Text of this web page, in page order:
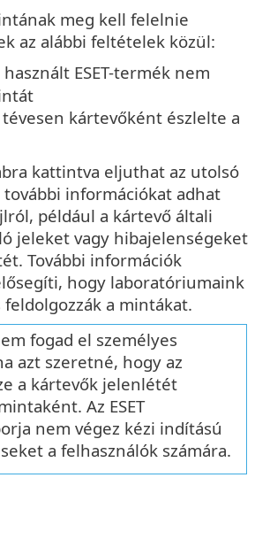
meg kell felelnie
az alábbi feltételek közül:
ESET-termék nem
kártevőként észlelte a
kattintva eljuthat az utolsó
további információkat adhat
például a kártevő általi
jeleket vagy hibajelenségeket
További információk
hogy laboratóriumaink
feldolgozzák a mintákat.
fogad el személyes
azt szeretné, hogy az
a kártevők jelenlétét
Az ESET
nem végez kézi indítású
a felhasználók számára.